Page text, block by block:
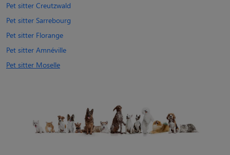
Pet sitter Creutzwald
Pet sitter Sarrebourg
Pet sitter Florange
Pet sitter Amnéville
Pet sitter Moselle